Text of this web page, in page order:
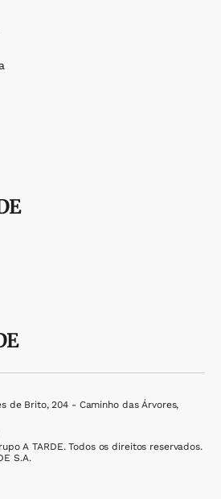
de Brito, 204 - Caminho das Árvores,
A TARDE. Todos os direitos reservados.
S.A.